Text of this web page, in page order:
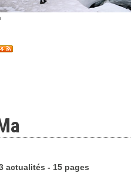
actualités - 15 pages